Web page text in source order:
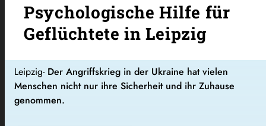
Psychologische Hilfe für
Geflüchtete in Leipzig
Leipzig- Der Angriffskrieg in der Ukraine hat vielen
Menschen nicht nur ihre Sicherheit und ihr Zuhause
genommen.